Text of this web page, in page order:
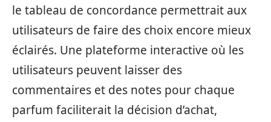
le tableau de concordance permettrait aux
utilisateurs de faire des choix encore mieux
éclairés. Une plateforme interactive où les
utilisateurs peuvent laisser des
commentaires et des notes pour chaque
parfum faciliterait la décision d’achat,